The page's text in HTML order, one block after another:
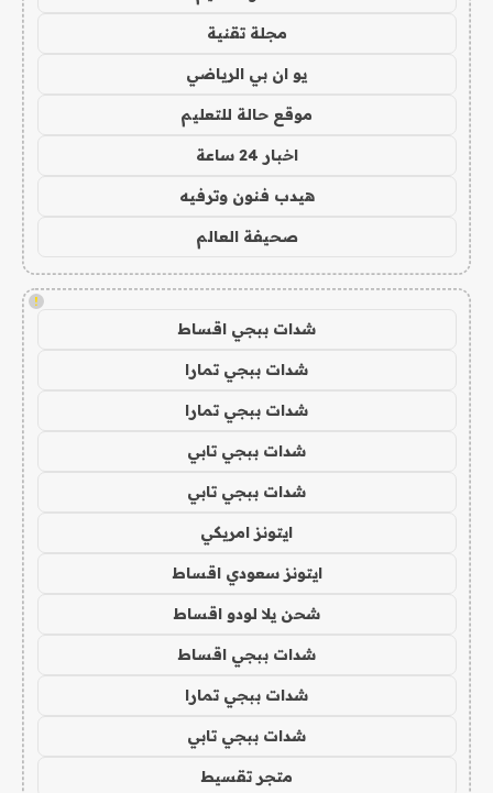
مجلة تقنية
يو ان بي الرياضي
موقع حالة للتعليم
اخبار 24 ساعة
هيدب فنون وترفيه
صحيفة العالم
!
شدات ببجي اقساط
شدات ببجي تمارا
شدات ببجي تمارا
شدات ببجي تابي
شدات ببجي تابي
ايتونز امريكي
ايتونز سعودي اقساط
شحن يلا لودو اقساط
شدات ببجي اقساط
شدات ببجي تمارا
شدات ببجي تابي
متجر تقسيط